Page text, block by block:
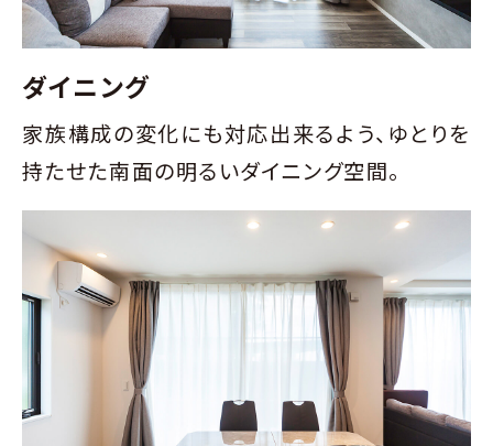
ダイニング
家族構成の変化にも対応出来るよう、 ゆとりを
持たせた南面の明るいダイニング空間。